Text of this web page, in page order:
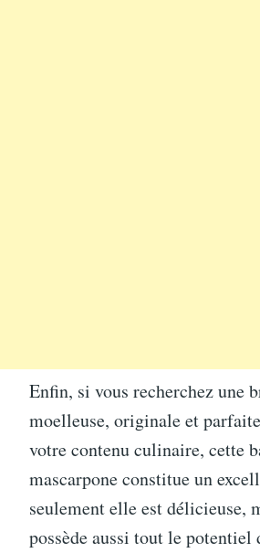
Enfin, si vous recherchez une
moelleuse, originale et
votre contenu culinaire, cette
mascarpone constitue un
seulement elle est délicieuse,
possède aussi tout le potentiel